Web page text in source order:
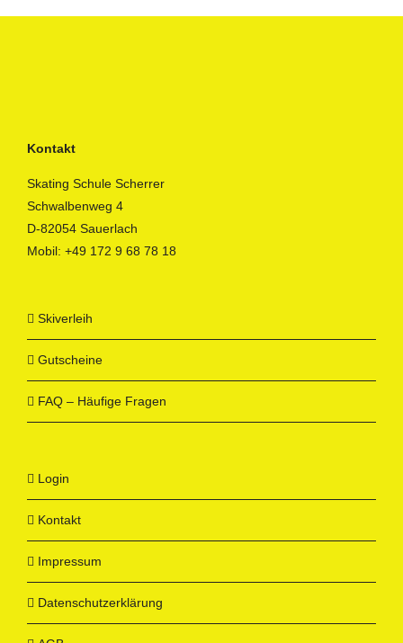
Kontakt
Skating Schule Scherrer
Schwalbenweg 4
D-82054 Sauerlach
Mobil: +49 172 9 68 78 18
Skiverleih
Gutscheine
FAQ – Häufige Fragen
Login
Kontakt
Impressum
Datenschutzerklärung